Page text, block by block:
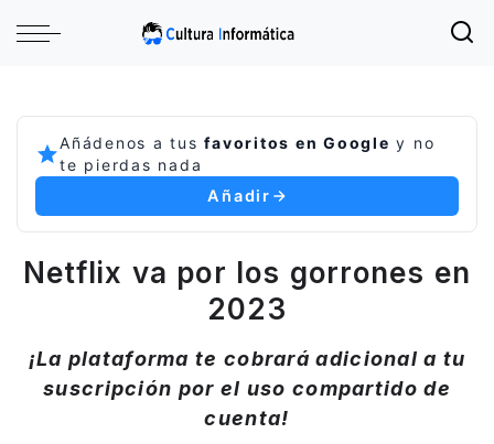
Añádenos a tusfavoritos en Google y no
te pierdas nada
Añadir
Netflix va por los gorrones en
2023
¡La plataforma te cobrará adicional a tu
suscripción por el uso compartido de
cuenta!